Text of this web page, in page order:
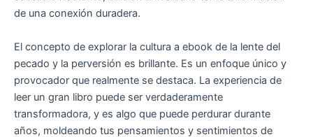
de una conexión duradera.
El concepto de explorar la cultura a ebook de la lente del
pecado y la perversión es brillante. Es un enfoque único y
provocador que realmente se destaca. La experiencia de
leer un gran libro puede ser verdaderamente
transformadora, y es algo que puede perdurar durante
años, moldeando tus pensamientos y sentimientos de